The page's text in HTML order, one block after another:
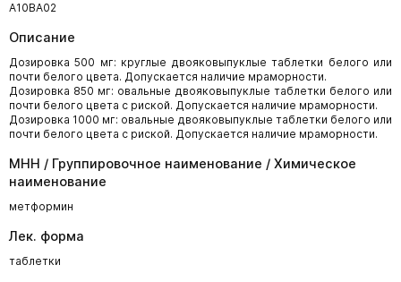
А10ВА02
Описание
Дозировка 500 мг: круглые двояковыпуклые таблетки белого или
почти белого цвета. Допускается наличие мраморности.
Дозировка 850 мг: овальные двояковыпуклые таблетки белого или
почти белого цвета с риской. Допускается наличие мраморности.
Дозировка 1000 мг: овальные двояковыпуклые таблетки белого или
почти белого цвета с риской. Допускается наличие мраморности.
МНН / Группировочное наименование / Химическое
наименование
метформин
Лек. форма
таблетки